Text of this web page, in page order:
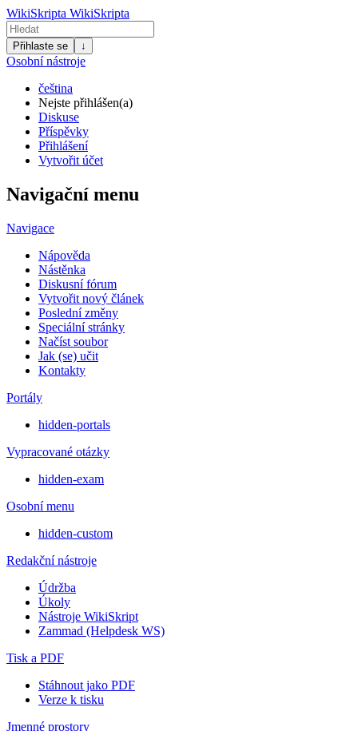
WikiSkripta WikiSkripta
Přihlaste se ↓
Osobní nástroje
čeština
Nejste přihlášen(a)
Diskuse
Příspěvky
Přihlášení
Vytvořit účet
Navigační menu
Navigace
Nápověda
Nástěnka
Diskusní fórum
Vytvořit nový článek
Poslední změny
Speciální stránky
Načíst soubor
Jak (se) učit
Kontakty
Portály
hidden-portals
Vypracované otázky
hidden-exam
Osobní menu
hidden-custom
Redakční nástroje
Údržba
Úkoly
Nástroje WikiSkript
Zammad (Helpdesk WS)
Tisk a PDF
Stáhnout jako PDF
Verze k tisku
Jmenné prostory